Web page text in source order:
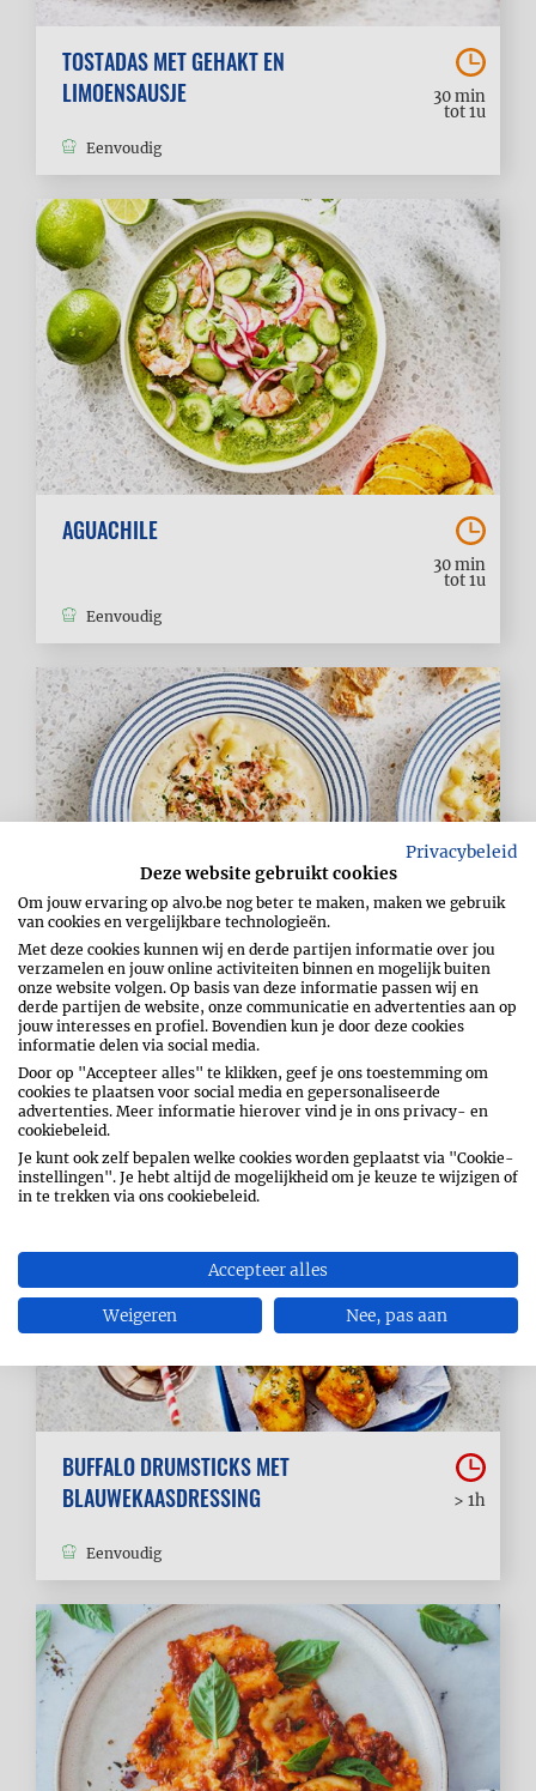
TOSTADAS MET GEHAKT EN
LIMOENSAUSJE
30 min
tot 1u
Eenvoudig
AGUACHILE
30 min
tot 1u
Eenvoudig
CLAM CHOWDER
30 min
Eenvoudig
BUFFALO DRUMSTICKS MET
BLAUWEKAASDRESSING
> 1h
Eenvoudig
Privacybeleid
Deze website gebruikt cookies
Om jouw ervaring op alvo.be nog beter te maken, maken we gebruik
van cookies en vergelijkbare technologieën.
Met deze cookies kunnen wij en derde partijen informatie over jou
verzamelen en jouw online activiteiten binnen en mogelijk buiten
onze website volgen. Op basis van deze informatie passen wij en
derde partijen de website, onze communicatie en advertenties aan op
jouw interesses en profiel. Bovendien kun je door deze cookies
informatie delen via social media.
Door op "Accepteer alles" te klikken, geef je ons toestemming om
cookies te plaatsen voor social media en gepersonaliseerde
advertenties. Meer informatie hierover vind je in ons privacy- en
cookiebeleid.
Je kunt ook zelf bepalen welke cookies worden geplaatst via "Cookie-
instellingen". Je hebt altijd de mogelijkheid om je keuze te wijzigen of
in te trekken via ons cookiebeleid.
Accepteer alles
Weigeren Nee, pas aan